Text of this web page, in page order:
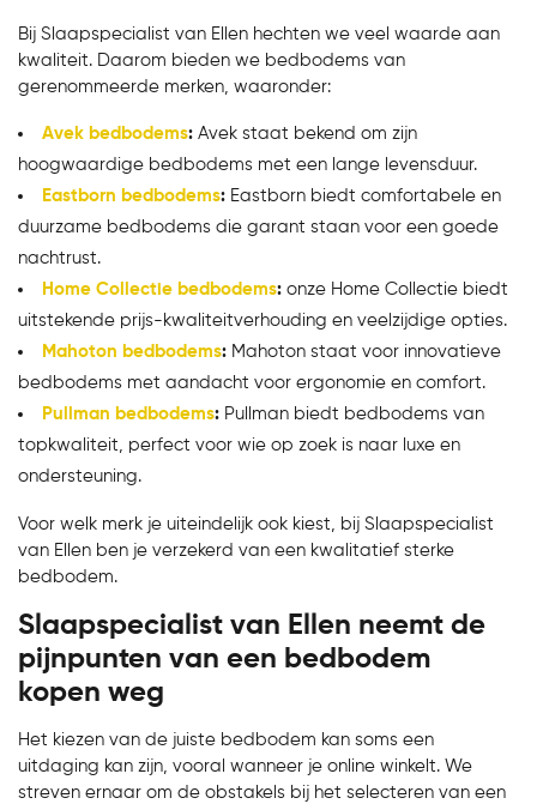
Bij Slaapspecialist van Ellen hechten we veel waarde aan
kwaliteit. Daarom bieden we bedbodems van
gerenommeerde merken, waaronder:
Avek bedbodems: Avek staat bekend om zijn
hoogwaardige bedbodems met een lange levensduur.
Eastborn bedbodems: Eastborn biedt comfortabele en
duurzame bedbodems die garant staan voor een goede
nachtrust.
Home Collectie bedbodems: onze Home Collectie biedt
uitstekende prijs-kwaliteitverhouding en veelzijdige opties.
Mahoton bedbodems: Mahoton staat voor innovatieve
bedbodems met aandacht voor ergonomie en comfort.
Pullman bedbodems: Pullman biedt bedbodems van
topkwaliteit, perfect voor wie op zoek is naar luxe en
ondersteuning.
Voor welk merk je uiteindelijk ook kiest, bij Slaapspecialist
van Ellen ben je verzekerd van een kwalitatief sterke
bedbodem.
Slaapspecialist van Ellen neemt de
pijnpunten van een bedbodem
kopen weg
Het kiezen van de juiste bedbodem kan soms een
uitdaging kan zijn, vooral wanneer je online winkelt. We
streven ernaar om de obstakels bij het selecteren van een